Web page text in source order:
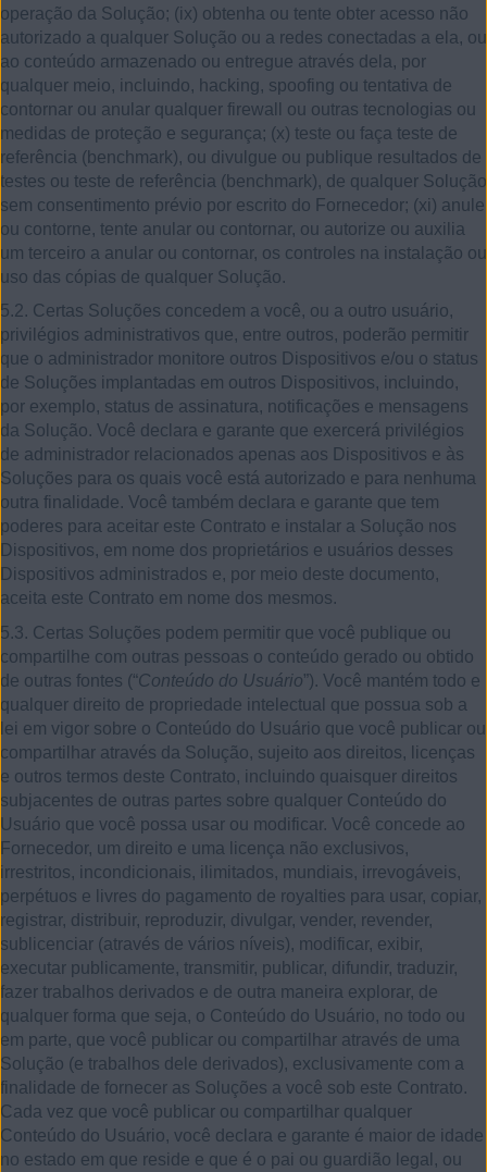
operação da Solução; (ix) obtenha ou tente obter acesso não
autorizado a qualquer Solução ou a redes conectadas a ela, ou
ao conteúdo armazenado ou entregue através dela, por
qualquer meio, incluindo, hacking, spoofing ou tentativa de
contornar ou anular qualquer firewall ou outras tecnologias ou
medidas de proteção e segurança; (x) teste ou faça teste de
referência (benchmark), ou divulgue ou publique resultados de
testes ou teste de referência (benchmark), de qualquer Solução
sem consentimento prévio por escrito do Fornecedor; (xi) anule
ou contorne, tente anular ou contornar, ou autorize ou auxilia
um terceiro a anular ou contornar, os controles na instalação ou
uso das cópias de qualquer Solução.
5.2. Certas Soluções concedem a você, ou a outro usuário,
privilégios administrativos que, entre outros, poderão permitir
que o administrador monitore outros Dispositivos e/ou o status
de Soluções implantadas em outros Dispositivos, incluindo,
por exemplo, status de assinatura, notificações e mensagens
da Solução. Você declara e garante que exercerá privilégios
de administrador relacionados apenas aos Dispositivos e às
Soluções para os quais você está autorizado e para nenhuma
outra finalidade. Você também declara e garante que tem
poderes para aceitar este Contrato e instalar a Solução nos
Dispositivos, em nome dos proprietários e usuários desses
Dispositivos administrados e, por meio deste documento,
aceita este Contrato em nome dos mesmos.
5.3. Certas Soluções podem permitir que você publique ou
compartilhe com outras pessoas o conteúdo gerado ou obtido
de outras fontes (“Conteúdo do Usuário”). Você mantém todo e
qualquer direito de propriedade intelectual que possua sob a
lei em vigor sobre o Conteúdo do Usuário que você publicar ou
compartilhar através da Solução, sujeito aos direitos, licenças
e outros termos deste Contrato, incluindo quaisquer direitos
subjacentes de outras partes sobre qualquer Conteúdo do
Usuário que você possa usar ou modificar. Você concede ao
Fornecedor, um direito e uma licença não exclusivos,
irrestritos, incondicionais, ilimitados, mundiais, irrevogáveis,
perpétuos e livres do pagamento de royalties para usar, copiar,
registrar, distribuir, reproduzir, divulgar, vender, revender,
sublicenciar (através de vários níveis), modificar, exibir,
executar publicamente, transmitir, publicar, difundir, traduzir,
fazer trabalhos derivados e de outra maneira explorar, de
qualquer forma que seja, o Conteúdo do Usuário, no todo ou
em parte, que você publicar ou compartilhar através de uma
Solução (e trabalhos dele derivados), exclusivamente com a
finalidade de fornecer as Soluções a você sob este Contrato.
Cada vez que você publicar ou compartilhar qualquer
Conteúdo do Usuário, você declara e garante é maior de idade
no estado em que reside e que é o pai ou guardião legal, ou